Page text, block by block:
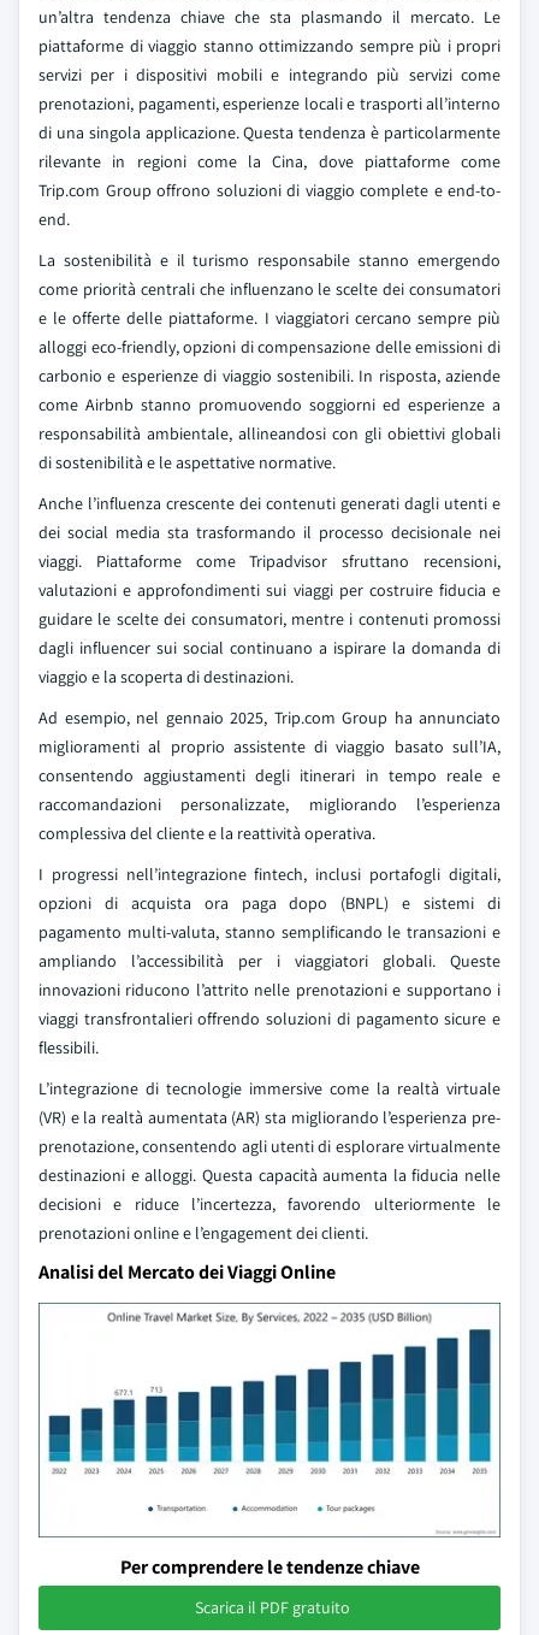
un’altra tendenza chiave che sta plasmando il mercato. Le
piattaforme di viaggio stanno ottimizzando sempre più i propri
servizi per i dispositivi mobili e integrando più servizi come
prenotazioni, pagamenti, esperienze locali e trasporti all’interno
di una singola applicazione. Questa tendenza è particolarmente
rilevante in regioni come la Cina, dove piattaforme come
Trip.com Group offrono soluzioni di viaggio complete e end-to-
end.
La sostenibilità e il turismo responsabile stanno emergendo
come priorità centrali che influenzano le scelte dei consumatori
e le offerte delle piattaforme. I viaggiatori cercano sempre più
alloggi eco-friendly, opzioni di compensazione delle emissioni di
carbonio e esperienze di viaggio sostenibili. In risposta, aziende
come Airbnb stanno promuovendo soggiorni ed esperienze a
responsabilità ambientale, allineandosi con gli obiettivi globali
di sostenibilità e le aspettative normative.
Anche l’influenza crescente dei contenuti generati dagli utenti e
dei social media sta trasformando il processo decisionale nei
viaggi. Piattaforme come Tripadvisor sfruttano recensioni,
valutazioni e approfondimenti sui viaggi per costruire fiducia e
guidare le scelte dei consumatori, mentre i contenuti promossi
dagli influencer sui social continuano a ispirare la domanda di
viaggio e la scoperta di destinazioni.
Ad esempio, nel gennaio 2025, Trip.com Group ha annunciato
miglioramenti al proprio assistente di viaggio basato sull’IA,
consentendo aggiustamenti degli itinerari in tempo reale e
raccomandazioni personalizzate, migliorando l’esperienza
complessiva del cliente e la reattività operativa.
I progressi nell’integrazione fintech, inclusi portafogli digitali,
opzioni di acquista ora paga dopo (BNPL) e sistemi di
pagamento multi-valuta, stanno semplificando le transazioni e
ampliando l’accessibilità per i viaggiatori globali. Queste
innovazioni riducono l’attrito nelle prenotazioni e supportano i
viaggi transfrontalieri offrendo soluzioni di pagamento sicure e
flessibili.
L’integrazione di tecnologie immersive come la realtà virtuale
(VR) e la realtà aumentata (AR) sta migliorando l’esperienza pre-
prenotazione, consentendo agli utenti di esplorare virtualmente
destinazioni e alloggi. Questa capacità aumenta la fiducia nelle
decisioni e riduce l’incertezza, favorendo ulteriormente le
prenotazioni online e l’engagement dei clienti.
Analisi del Mercato dei Viaggi Online
Per comprendere le tendenze chiave
Scarica il PDF gratuito